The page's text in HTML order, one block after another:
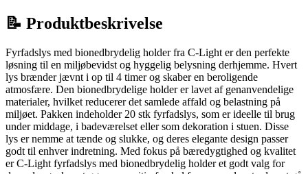
📝 Produktbeskrivelse
Fyrfadslys med bionedbrydelig holder fra C-Light er den perfekte
løsning til en miljøbevidst og hyggelig belysning derhjemme. Hvert
lys brænder jævnt i op til 4 timer og skaber en beroligende
atmosfære. Den bionedbrydelige holder er lavet af genanvendelige
materialer, hvilket reducerer det samlede affald og belastning på
miljøet. Pakken indeholder 20 stk fyrfadslys, som er ideelle til brug
under middage, i badeværelset eller som dekoration i stuen. Disse
lys er nemme at tænde og slukke, og deres elegante design passer
godt til enhver indretning. Med fokus på bæredygtighed og kvalitet
er C-Light fyrfadslys med bionedbrydelig holder et godt valg for